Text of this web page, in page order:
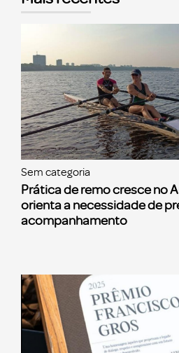
Sem categoria
Prática de remo cresce no
orienta a necessidade de
acompanhamento